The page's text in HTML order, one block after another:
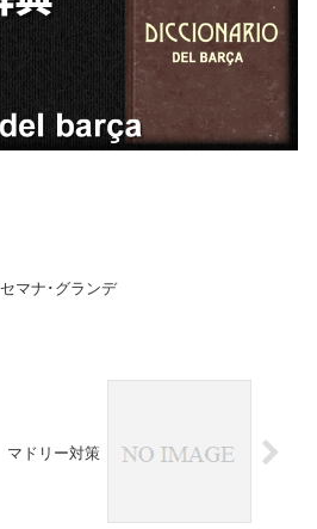
セマナ･グランデ
マドリー対策